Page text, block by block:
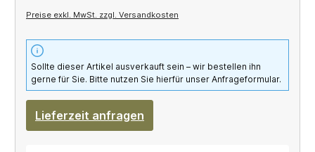
Preise exkl. MwSt. zzgl. Versandkosten
Sollte dieser Artikel ausverkauft sein – wir bestellen ihn
gerne für Sie. Bitte nutzen Sie hierfür unser Anfrageformular.
Lieferzeit anfragen